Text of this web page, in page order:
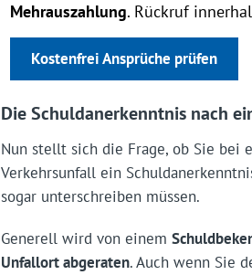
Mehrauszahlung. Rückruf
Kostenfrei Ansprüche prüfen
Die Schuldanerkenntnis nach
Nun stellt sich die Frage, ob Sie bei
Verkehrsunfall ein
sogar unterschreiben müssen.
Generell wird von einem
Unfallort abgeraten. Auch wenn Sie